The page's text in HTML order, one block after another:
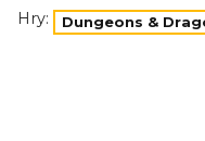
Hry:
Dungeons &